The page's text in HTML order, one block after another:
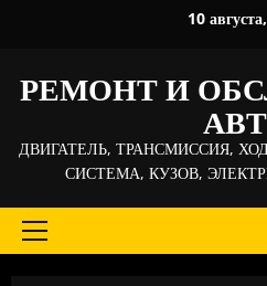
10
РЕМОНТ И
ДВИГАТЕЛЬ, ТРАНСМИССИЯ,
СИСТЕМА, КУЗОВ,
Основное